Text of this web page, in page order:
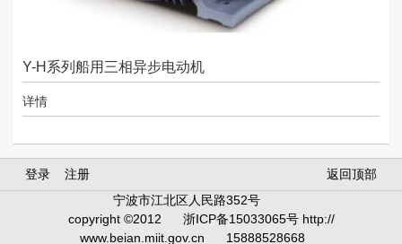
Y-H系列船用三相异步电动机
详情
登录 注册
返回顶部
宁波市江北区人民路352号
copyright ©2012
浙ICP备15033065号 http://
www.beian.miit.gov.cn
15888528668